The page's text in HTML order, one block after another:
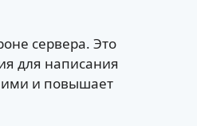
сервера. Это
для написания
и повышает